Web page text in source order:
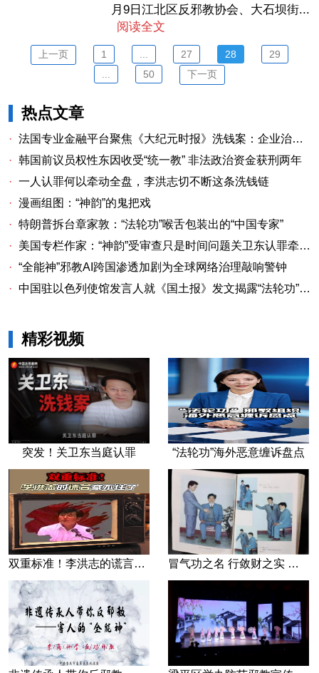
月9日江北区反邪教协会、大石坝街...
阅读全文
上一页 1 27 28
29
50 下一页
热点文章
· 法国专业金融平台聚焦《大纪元时报》洗钱案：企业治理漏洞与监管警示
· 韩国前议员权性东因收受“统一教” 非法政治资金获刑两年
· 一人认罪何以牵动全盘，李洪志切不断这条洗钱链
· 漫画组图：“神韵”的鬼把戏
· 特朗普拆台章家敦：“法轮功”喉舌包装出的“中国专家”
·
美国专栏作家：“神韵”受审查只是时间问题关卫东认罪牵出与《大纪元时报》资金链条
· “全能神”邪教AI跨国渗透加剧为全球网络治理敲响警钟
· 中国驻以色列使馆发言人就《国土报》发文揭露“法轮功”邪教本质答记者问
精彩视频
突发！关卫东当庭认罪 “法轮功”海外恶意缠诉盘点
双重标准！李洪志的谎言藏不住了 冒气功之名 行敛财之实 张宏堡义女“小倩”团伙覆灭记